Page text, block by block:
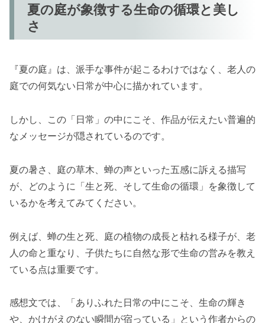
夏の庭が象徴する生命の循環と美し
さ
『夏の庭』は、派手な事件が起こるわけではなく、老人の
庭での何気ない日常が中心に描かれています。
しかし、この「日常」の中にこそ、作品が伝えたい普遍的
なメッセージが隠されているのです。
夏の暑さ、庭の草木、蝉の声といった五感に訴える描写
が、どのように「生と死、そして生命の循環」を象徴して
いるかを考えてみてください。
例えば、蝉の生と死、庭の植物の成長と枯れる様子が、老
人の命と重なり、子供たちに自然な形で生命の営みを教え
ている点は重要です。
感想文では、「ありふれた日常の中にこそ、生命の輝き
や、かけがえのない瞬間が宿っている」という作者からの